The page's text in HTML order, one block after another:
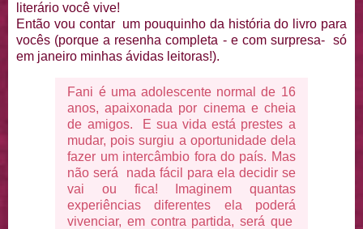
literário você vive!
Então vou contar um pouquinho da história do livro para
vocês (porque a resenha completa - e com surpresa- só
em janeiro minhas ávidas leitoras!).
Fani é uma adolescente normal de 16
anos, apaixonada por cinema e cheia
de amigos. E sua vida está prestes a
mudar, pois surgiu a oportunidade dela
fazer um intercâmbio fora do país. Mas
não será nada fácil para ela decidir se
vai ou fica! Imaginem quantas
experiências diferentes ela poderá
vivenciar, em contra partida, será que